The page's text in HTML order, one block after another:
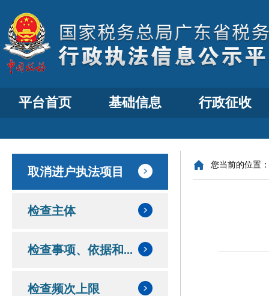
平台首页 基础信息 行政征收
取消进户执法项目
检查主体
检查事项、依据和...
检查频次上限
您当前的位置